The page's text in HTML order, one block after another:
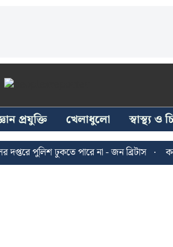
প্রযুক্তি খেলাধুলো স্বাস্থ্য ও
পুলিশ ঢুকতে পারে না - জন ব্রিটাস